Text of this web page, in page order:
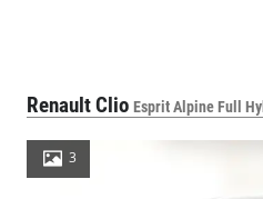
Renault Clio Esprit Alpine Full
3